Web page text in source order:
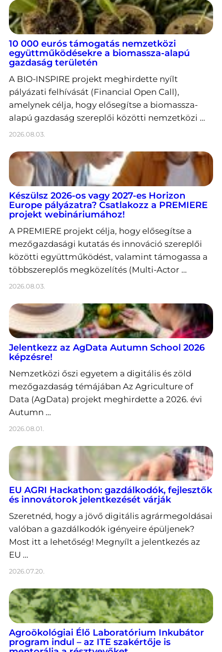
10 000 eurós támogatás nemzetközi
együttműködésekre a biomassza-alapú
gazdaság területén
A BIO-INSPIRE projekt meghirdette nyílt
pályázati felhívását (Financial Open Call),
amelynek célja, hogy elősegítse a biomassza-
alapú gazdaság szereplői közötti nemzetközi …
2026.08.03.
Készülsz 2026-os vagy 2027-es Horizon
Europe pályázatra? Csatlakozz a PREMIERE
projekt webináriumához!
A PREMIERE projekt célja, hogy elősegítse a
mezőgazdasági kutatás és innováció szereplői
közötti együttműködést, valamint támogassa a
többszereplős megközelítés (Multi-Actor …
2026.08.03.
Jelentkezz az AgData Autumn School 2026
képzésre!
Nemzetközi őszi egyetem a digitális és zöld
mezőgazdaság témájában Az Agriculture of
Data (AgData) projekt meghirdette a 2026. évi
Autumn …
2026.08.01.
EU AGRI Hackathon: gazdálkodók, fejlesztők
és innovátorok jelentkezését várják
Szeretnéd, hogy a jövő digitális agrármegoldásai
valóban a gazdálkodók igényeire épüljenek?
Most itt a lehetőség! Megnyílt a jelentkezés az
EU …
2026.07.20.
Agroökológiai Élő Laboratórium Inkubátor
program indul – az ITE szakértője is